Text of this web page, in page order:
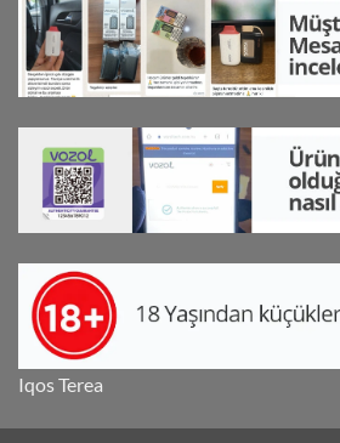
Iqos Terea